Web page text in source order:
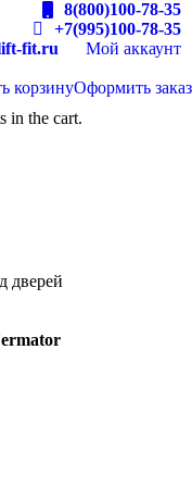
8(800)100-78-35
+7(995)100-78-35
fit.ru
Мой аккаунт
корзинуОформить заказ
in the cart.
дверей